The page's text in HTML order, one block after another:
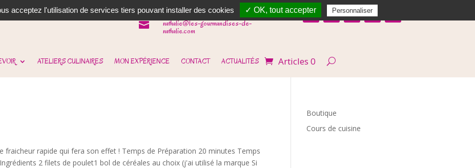

06 62 31 14 90

nathalie@les-gourmandises-de-
nathalie.com
ATELIERS CULINAIRES MON EXPÉRIENCE CONTACT ACTUALITÉS Articles 0
rapide qui fera son effet ! Temps de Préparation 20 minutes Temps
2 filets de poulet1 bol de céréales au choix (j'ai utilisé la marque Si
Boutique
Cours de cuisine
acceptez l'utilisation de services tiers pouvant installer des cookies ✓ OK, tout accepter Personnaliser